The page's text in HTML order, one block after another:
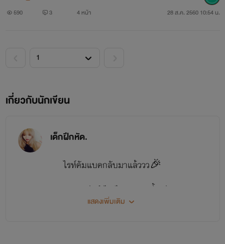
590 3 4 หน้า 28 ส.ค. 2560 10:54 น.
เกี่ยวกับนักเขียน
เด็กฝึกหัด.
ไรท์คัมแบคกลับมาแล้ววว🎉
หลายๆคนอาจจะงงว่าทำไมถึงพูดแบบนี้ แต่หลายๆคน
อาจจะจำไรท์ได้ เพราะไรท์เคยแต่งนิยายลงมา3-4เรื่อง
แสดงเพิ่มเติม